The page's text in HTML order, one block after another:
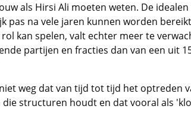
als Hirsi Ali moeten weten. De
pas na vele jaren kunnen worden
kan spelen, valt echter meer te
partijen en fracties dan van een uit
weg dat van tijd tot tijd het optreden
die structuren houdt en dat vooral als